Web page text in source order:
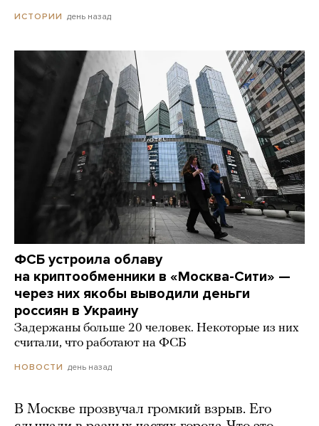
ИСТОРИИ день назад
ФСБ устроила облаву
на криптообменники в «Москва-Сити» —
через них якобы выводили деньги
россиян в Украину
Задержаны больше 20 человек. Некоторые из них
считали, что работают на ФСБ
НОВОСТИ день назад
В Москве прозвучал громкий взрыв. Его